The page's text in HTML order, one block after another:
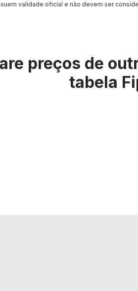
validade oficial e não devem ser
preços de
tabela